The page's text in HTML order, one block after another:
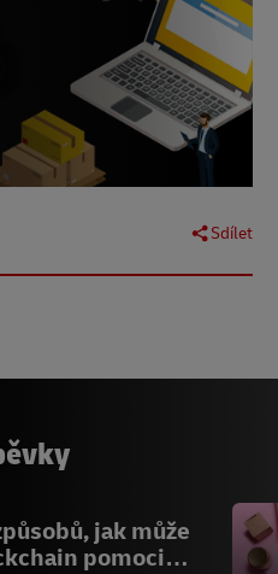
národů
Sdílet
jak může
pomoci